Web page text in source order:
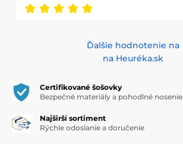
Ďalšie hodnotenie na
na Heuréka.sk
Certifikované šošovky
Bezpečné materiály a pohodlné nosenie
Najširší sortiment
Rýchle odoslanie a doručenie